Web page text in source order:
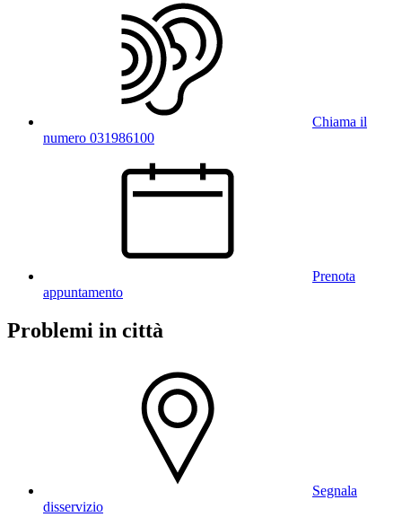
Chiama il
numero 031986100
Prenota
appuntamento
Problemi in città
Segnala
disservizio